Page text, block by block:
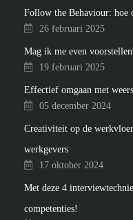
Follow the Behaviour: hoe
26 februari 2025
Mag ik me even
19 februari 2025
Effectief omgaan met
05 december 2024
Creativiteit op de
werkgevers
17 oktober 2024
Met deze 4
competenties!